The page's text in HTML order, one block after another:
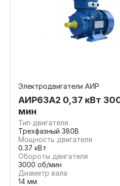
Электродвигатели АИР
АИР63А2 0,37 кВт
мин
Тип двигателя
Трехфазный 380В
Мощность двигателя
0.37 кВт
Обороты двигателя
3000 об/мин
Диаметр вала
14 мм